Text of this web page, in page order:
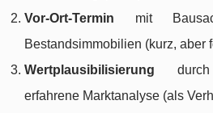
Vor-Ort-Termin mit
Bestandsimmobilien (kurz, aber
Wertplausibilisierung durch
erfahrene Marktanalyse (als